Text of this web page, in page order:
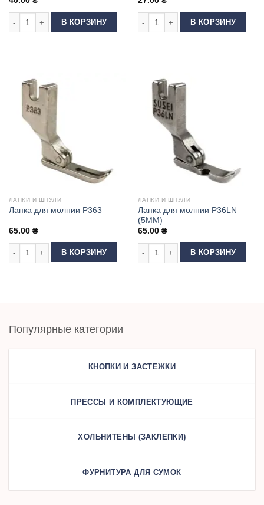
Количество товара Лапка фторопластовая МТ18
В КОРЗИНУ
Количество товара Шпуля без
В КОРЗИНУ
ЛАПКИ И ШПУЛИ
Лапка для молнии Р363
65.00 ₴
Количество товара Лапка для молнии Р363
В КОРЗИНУ
ЛАПКИ И ШПУЛИ
Лапка для молнии Р36LN
(5ММ)
65.00 ₴
Количество товара Лапка для
В КОРЗИНУ
Популярные категории
КНОПКИ И ЗАСТЕЖКИ
ПРЕССЫ И КОМПЛЕКТУЮЩИЕ
ХОЛЬНИТЕНЫ (ЗАКЛЕПКИ)
ФУРНИТУРА ДЛЯ СУМОК